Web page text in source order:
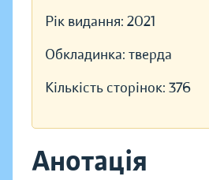
Рік видання: 2021
Обкладинка: тверда
Кількість сторінок: 376
Анотація